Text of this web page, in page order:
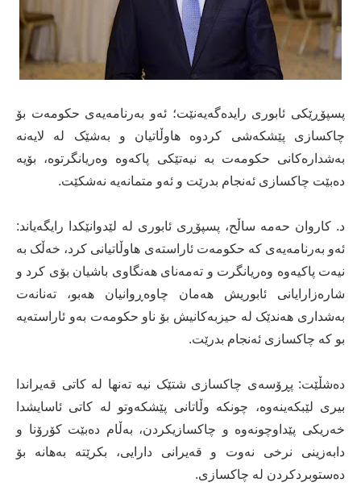
پسپۆڕێکى ئابورى رایدەگەیەنێت؛ ئەو بەرنامەیەى حکومەت بۆ
چاکسازى پێشکەشى کردوە هاوڵاتیان و بەشێک لە لایەنە
بەشدارەکانى حکومەت بە نیەتێکى پاکەوە وەریانگرتوە، بۆیە
دەبێت چاکسازى ئەنجام بدرێت و ئەو متمانەیە نەشکێت.
د. کاروان حەمە ساڵح، پسپۆڕى ئابورى لە لێدوانێکدا رایگەیاند:
ئەو بەرنامەیەى کە حکومەت ئاراستەى هاوڵاتیانى کرد، خەڵک بە
نیەت پاکیەوە وەریانگرت و تەمەنای هەنگاوى باشیان بۆى کرد و
شارەزارایانى ئابوریش هەمان چاوەڕوانیان هەبو، تەنانەت
بەشدارى هەندێک لە حیزبەکانیش بۆ ناو حکومەت بەو ئاراستەیە
بو کە چاکسازى ئەنجام بدرێت.
دەشڵێت: پڕۆسەى چاکسازى شتێک نیە تەنها لە کاتى قەیراندا
بیرى لێبکەینەوە، چونکە وڵاتانى پێشکەوتو لە کاتى ئاسایشدا
خەریکى پێداوچونەوە و چاکسازیکردن، بەڵام دەبێت کۆرۆنا و
دابەزینى نرخى نەوت و قەیرانى دارایى، بکرێتە بەهانە بۆ
دەستوبردکردن لە چاکسازى.